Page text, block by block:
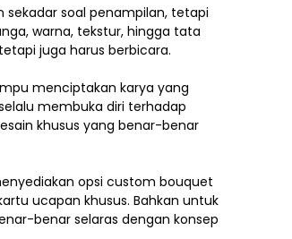
sekadar soal penampilan, tetapi
warna, tekstur, hingga tata
juga harus berbicara.
menciptakan karya yang
membuka diri terhadap
khusus yang benar-benar
opsi custom bouquet
ucapan khusus. Bahkan untuk
benar selaras dengan konsep